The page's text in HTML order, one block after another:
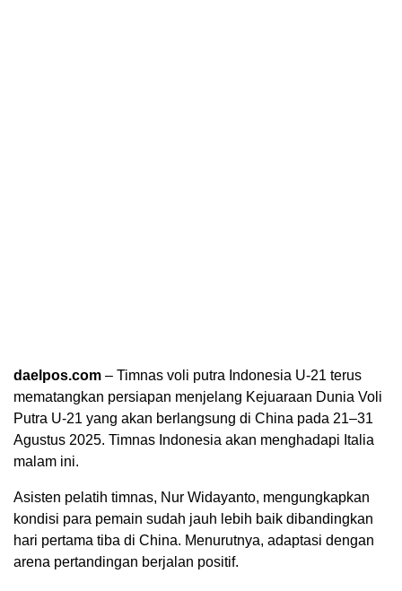
daelpos.com – Timnas voli putra Indonesia U-21 terus
mematangkan persiapan menjelang Kejuaraan Dunia Voli
Putra U-21 yang akan berlangsung di China pada 21–31
Agustus 2025. Timnas Indonesia akan menghadapi Italia
malam ini.
Asisten pelatih timnas, Nur Widayanto, mengungkapkan
kondisi para pemain sudah jauh lebih baik dibandingkan
hari pertama tiba di China. Menurutnya, adaptasi dengan
arena pertandingan berjalan positif.